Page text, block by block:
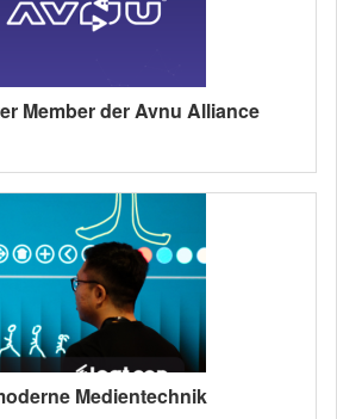
Member der Avnu Alliance
Medientechnik